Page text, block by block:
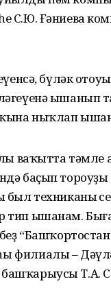
С.Ю. Ғәниева
бүләк
ышанып
ныҡлап
ваҡытта
баҫып
был техниканың
тип ышанам.
филиалы –
Т.А.